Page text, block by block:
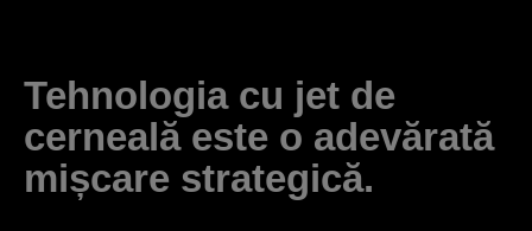
Tehnologia cu jet de
cerneală este o adevărată
mișcare strategică.